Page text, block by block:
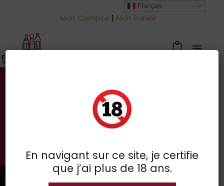
Mon Compte | Mon Panier
Votre spécialiste des vins à
BOUTIQUE EN LIGNE
Français
En navigant sur ce site, je certifie
que j’ai plus de 18 ans.